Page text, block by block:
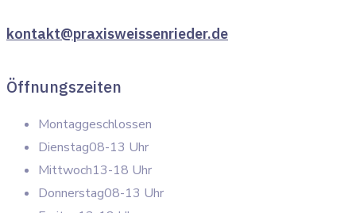
kontakt@praxisweissenrieder.de
Öffnungszeiten
Montaggeschlossen
Dienstag08-13 Uhr
Mittwoch13-18 Uhr
Donnerstag08-13 Uhr